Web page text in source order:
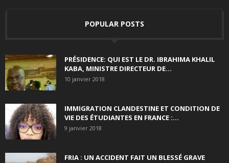
POPULAR POSTS
PRÉSIDENCE: QUI EST LE DR. IBRAHIMA KHALIL
KABA, MINISTRE DIRECTEUR DE...
10 janvier 2018
IMMIGRATION CLANDESTINE ET CONDITION DE
VIE DES ÉTUDIANTES EN FRANCE :...
9 janvier 2018
FRIA : UN ACCIDENT FAIT UN BLESSÉ GRAVE